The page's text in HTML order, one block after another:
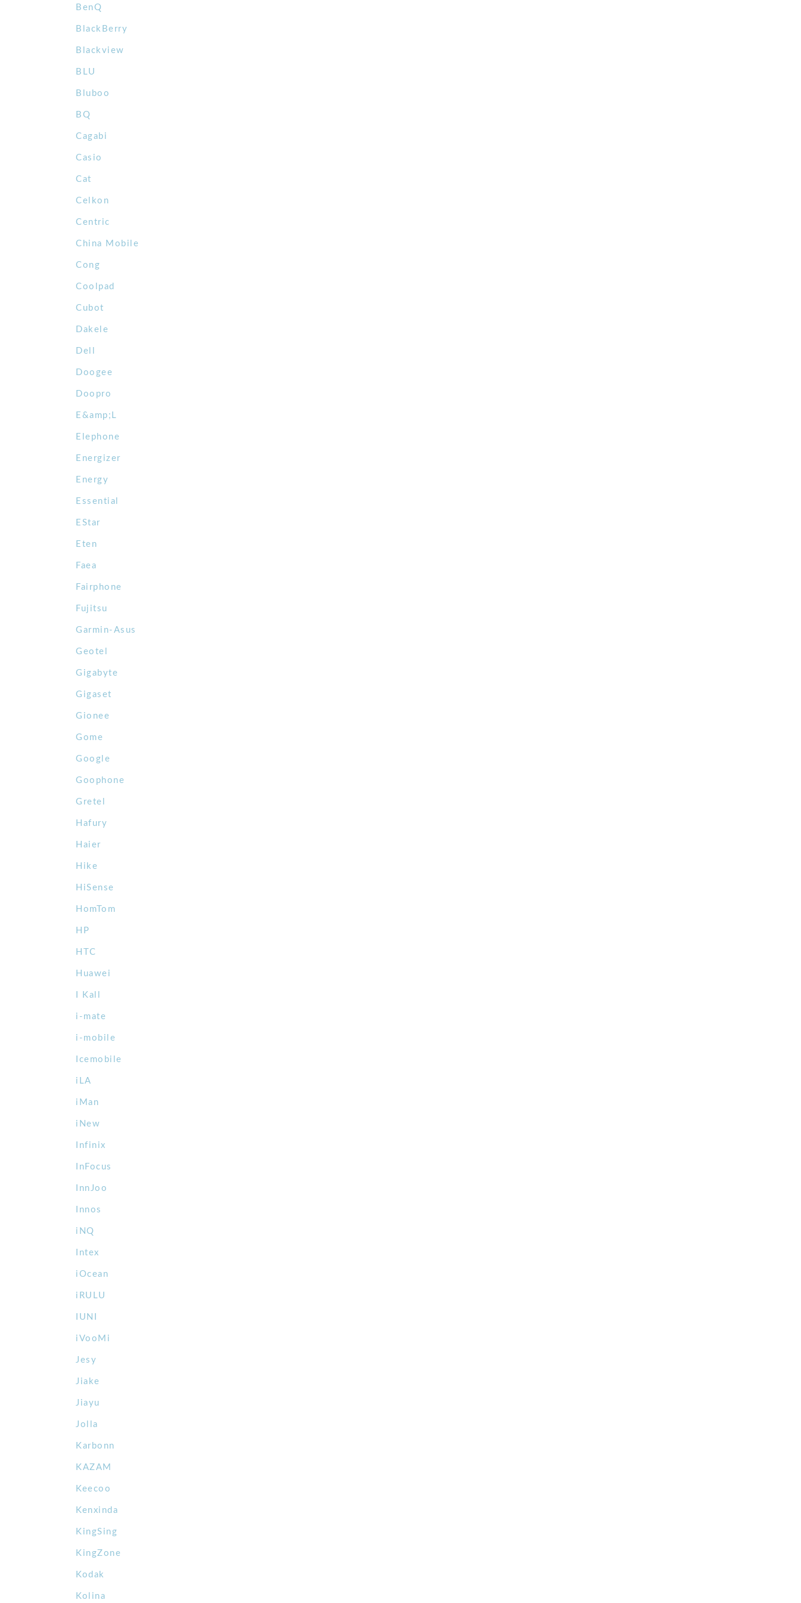
BenQ
BlackBerry
Blackview
BLU
Bluboo
BQ
Cagabi
Casio
Cat
Celkon
Centric
China Mobile
Cong
Coolpad
Cubot
Dakele
Dell
Doogee
Doopro
E&amp;L
Elephone
Energizer
Energy
Essential
EStar
Eten
Faea
Fairphone
Fujitsu
Garmin-Asus
Geotel
Gigabyte
Gigaset
Gionee
Gome
Google
Goophone
Gretel
Hafury
Haier
Hike
HiSense
HomTom
HP
HTC
Huawei
I Kall
i-mate
i-mobile
Icemobile
iLA
iMan
iNew
Infinix
InFocus
InnJoo
Innos
iNQ
Intex
iOcean
iRULU
IUNI
iVooMi
Jesy
Jiake
Jiayu
Jolla
Karbonn
KAZAM
Keecoo
Kenxinda
KingSing
KingZone
Kodak
Kolina